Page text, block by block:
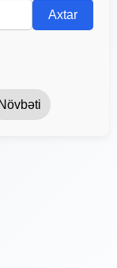
Axtar
Növbəti